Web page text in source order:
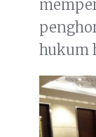
hukum